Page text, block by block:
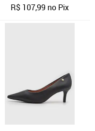
R$ 107,99 no Pix